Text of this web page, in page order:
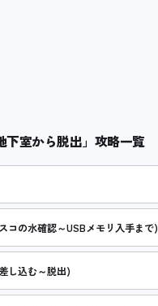
下室から脱出」攻略一覧
コの水確認～USBメモリ入手まで)
し込む～脱出)